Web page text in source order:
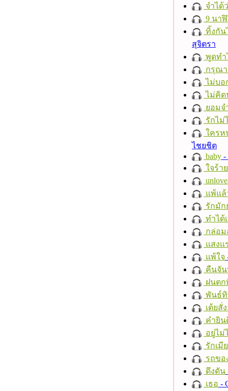
จำได้
9 นา
ทิ้งกัน
สุจิตรา
พูดทำ
กรุณา
ไม่บอ
ไม่คิด
ยอม
รักไม่
ใครห
ไชยชิต
baby -
ใจร้าย
แพ้แล้
รักมัก
ทำได้
กล่อม
แสงแ
แพ้ใจ
คืนจั
ฝนตก
พันธ์
เต้ยสั่
คำยิน
อยู่ไม่
รักเมี
รถขอ
ดึงดัน
เธอ -